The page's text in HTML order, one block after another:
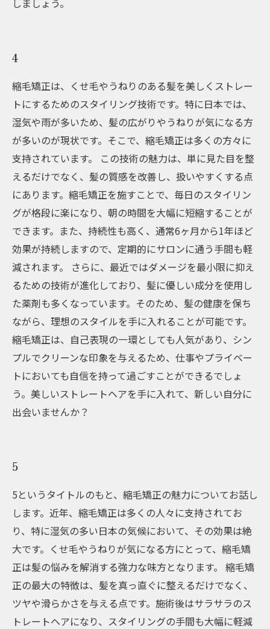
しましょう。
4
縮毛矯正は、くせ毛やうねりのある髪を美しくストレー
トにするためのスタイリング技術です。特に日本では、
湿気や雨が多いため、髪の広がりやうねりが気になる方
が多いのが現状です。そこで、縮毛矯正は多くの方々に
支持されています。 この技術の魅力は、単に見た目を整
えるだけでなく、髪の質感を改善し、扱いやすくする点
にあります。縮毛矯正を施すことで、毎日のスタイリン
グが格段に楽になり、朝の時間を大幅に短縮することが
できます。また、持続性も高く、通常6ヶ月から1年ほど
効果が持続しますので、定期的にサロンに通う手間も軽
減されます。 さらに、最近ではダメージを最小限に抑え
るための技術が進化しており、髪に優しい成分を使用し
た薬剤も多くなっています。そのため、髪の健康を保ち
ながら、理想のスタイルを手に入れることが可能です。
縮毛矯正は、自己表現の一環としても人気があり、シン
プルでクリーンな印象を与えるため、仕事やプライベー
トにおいても自信を持って過ごすことができるでしょ
う。美しいストレートヘアを手に入れて、新しい自分に
出会いませんか？
5
5というタイトルのもと、縮毛矯正の魅力についてお話し
します。近年、縮毛矯正は多くの人々に支持されてお
り、特に湿気の多い日本の気候において、その効果は絶
大です。くせ毛やうねりが気になる方にとって、縮毛矯
正は髪の悩みを解消する強力な味方となります。 縮毛矯
正の最大の特徴は、髪を真っ直ぐに整えるだけでなく、
ツヤや滑らかさを与える点です。施術後はサラサラのス
トレートヘアになり、スタイリングの手間も大幅に軽減